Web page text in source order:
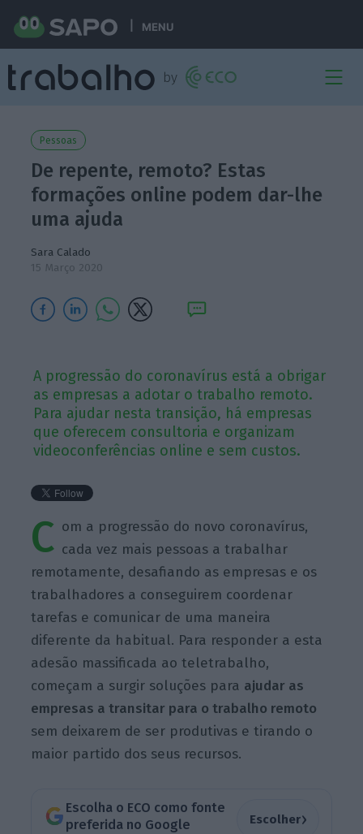
MENU
Pessoas
De repente, remoto? Estas
formações online podem dar-lhe
uma ajuda
Sara Calado
15 Março 2020
A progressão do coronavírus está a obrigar
as empresas a adotar o trabalho remoto.
Para ajudar nesta transição, há empresas
que oferecem consultoria e organizam
videoconferências online e sem custos.
C om a progressão do novo coronavírus,
cada vez mais pessoas a trabalhar
remotamente, desafiando as empresas e os
trabalhadores a conseguirem coordenar
tarefas e comunicar de uma maneira
diferente da habitual. Para responder a esta
adesão massificada ao teletrabalho,
começam a surgir soluções para ajudar as
empresas a transitar para o trabalho remoto
sem deixarem de ser produtivas e tirando o
maior partido dos seus recursos.
Escolha o ECO como fonte
preferida no Google
Escolher›